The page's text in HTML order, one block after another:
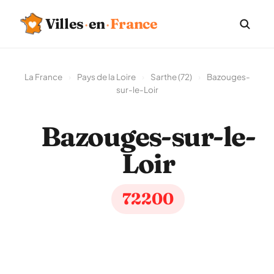
Villes·en·France
La France Pays de la Loire Sarthe (72)
Bazouges-
sur-le-Loir
Bazouges-sur-le-
Loir
72200